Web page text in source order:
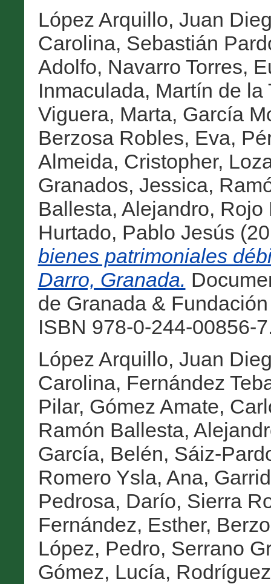
López Arquillo, Juan
Carolina, Sebastián
Adolfo, Navarro Torres,
Inmaculada, Martín de la
Viguera, Marta, García
Berzosa Robles, Eva,
Almeida, Cristopher,
Granados, Jessica,
Ballesta, Alejandro, Rojo
Hurtado, Pablo Jesús
bienes patrimoniales
Darro, Granada.
de Granada &
ISBN 978-0-244-00856-
López Arquillo, Juan
Carolina, Fernández
Pilar, Gómez Amate,
Ramón Ballesta,
García, Belén, Sáiz-
Romero Ysla, Ana,
Pedrosa, Darío, Sierra
Fernández, Esther,
López, Pedro, Serrano
Gómez, Lucía,